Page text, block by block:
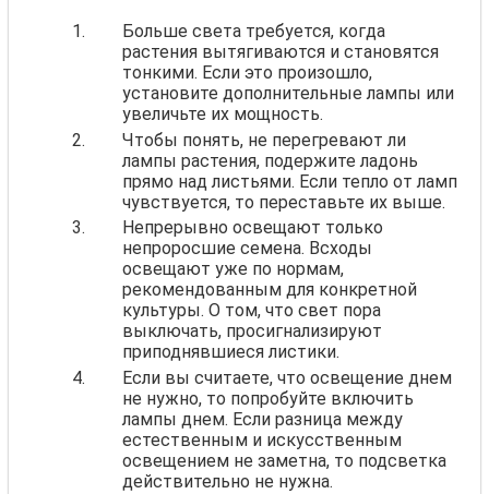
Больше света требуется, когда
растения вытягиваются и становятся
тонкими. Если это произошло,
установите дополнительные лампы или
увеличьте их мощность.
Чтобы понять, не перегревают ли
лампы растения, подержите ладонь
прямо над листьями. Если тепло от ламп
чувствуется, то переставьте их выше.
Непрерывно освещают только
непроросшие семена. Всходы
освещают уже по нормам,
рекомендованным для конкретной
культуры. О том, что свет пора
выключать, просигнализируют
приподнявшиеся листики.
Если вы считаете, что освещение днем
не нужно, то попробуйте включить
лампы днем. Если разница между
естественным и искусственным
освещением не заметна, то подсветка
действительно не нужна.